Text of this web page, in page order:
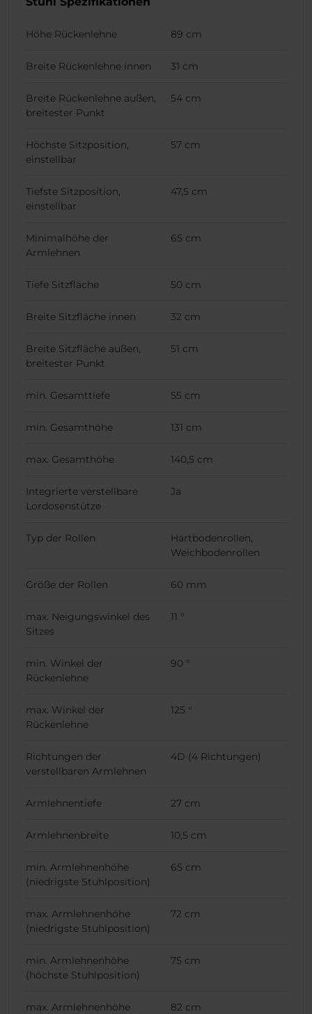
Höhe Rückenlehne 89 cm
Breite Rückenlehne innen 31 cm
Breite Rückenlehne außen,
breitester Punkt
54 cm
Höchste Sitzposition,
einstellbar
57 cm
Tiefste Sitzposition,
einstellbar
47,5 cm
Minimalhöhe der
Armlehnen
65 cm
Tiefe Sitzfläche 50 cm
Breite Sitzfläche innen 32 cm
Breite Sitzfläche außen,
breitester Punkt
51 cm
min. Gesamttiefe 55 cm
min. Gesamthöhe 131 cm
max. Gesamthöhe 140,5 cm
Integrierte verstellbare
Lordosenstütze
Ja
Typ der Rollen
Hartbodenrollen,
Weichbodenrollen
Größe der Rollen 60 mm
max. Neigungswinkel des
Sitzes
11 °
min. Winkel der
Rückenlehne
90 °
max. Winkel der
Rückenlehne
125 °
Richtungen der
verstellbaren Armlehnen
4D (4 Richtungen)
Armlehnentiefe 27 cm
Armlehnenbreite 10,5 cm
min. Armlehnenhöhe
(niedrigste Stuhlposition)
65 cm
max. Armlehnenhöhe
(niedrigste Stuhlposition)
72 cm
min. Armlehnenhöhe
(höchste Stuhlposition)
75 cm
max. Armlehnenhöhe
82 cm